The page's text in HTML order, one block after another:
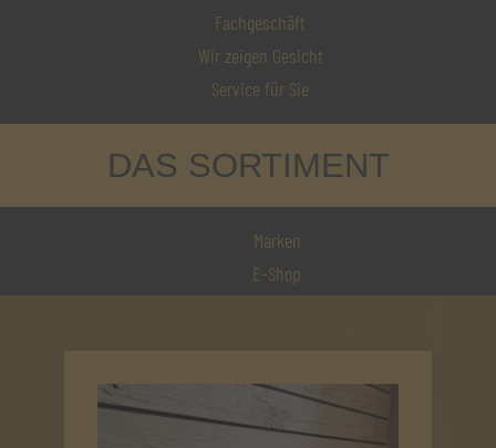
Fachgeschäft
Wir zeigen Gesicht
Service für Sie
DAS SORTIMENT
Marken
E-Shop